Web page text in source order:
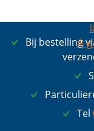
Bij bestelling
Tel
ik